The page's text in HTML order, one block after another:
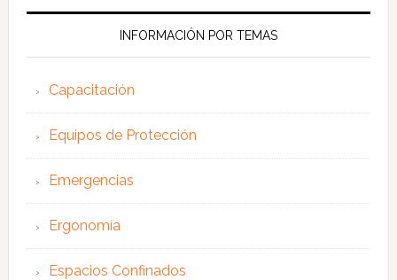
web
INFORMACIÓN POR TEMAS
Capacitación
Equipos de Protección
Emergencias
Ergonomía
Espacios Confinados